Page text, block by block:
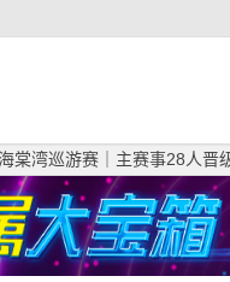
棠湾巡游赛｜主赛事28人